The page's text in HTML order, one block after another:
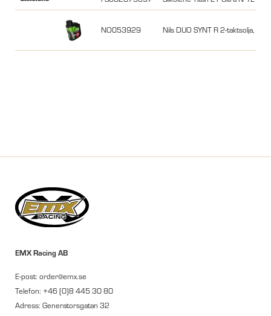
NO053929 Nils DUO SYNT R 2-taktsolja, 1L
EMX Racing AB
E-post: order@emx.se
Telefon: +46 (0)8 445 30 80
Adress: Generatorsgatan 32